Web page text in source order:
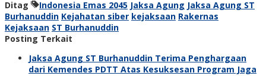
Ditag Indonesia Emas 2045 Jaksa Agung Jaksa Agung ST
Burhanuddin Kejahatan siber kejaksaan Rakernas
Kejaksaan ST Burhanuddin
Posting Terkait
Jaksa Agung ST Burhanuddin Terima Penghargaan
dari Kemendes PDTT Atas Kesuksesan Program Jaga